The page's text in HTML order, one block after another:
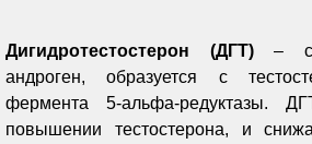
Дигидротестостерон (ДГТ)–
андроген, образуется с
фермента 5-альфа-редуктазы.
повышении тестостерона, и